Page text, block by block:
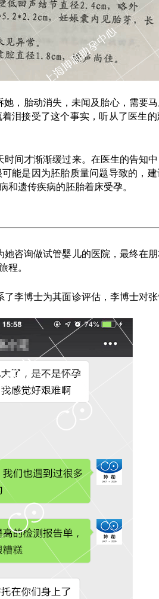
，胎动消失，未闻及胎心，需要
泪接受了这个事实，听从了医生
间才渐渐缓过来。在医生的告知
能是因为胚胎质量问题导致的，
和遗传疾病的胚胎着床受孕。
咨询做试管婴儿的医院，最终在
程。
了李博士为其面诊评估，李博士对
位女士，你是绝不会想到她